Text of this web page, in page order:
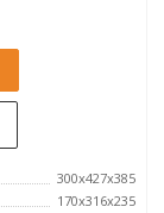
300x427x385
170x316x235